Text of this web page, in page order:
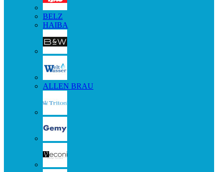
BELZ
HAIBA
ALLEN BRAU